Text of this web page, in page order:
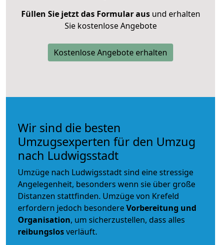
Füllen Sie jetzt das Formular ausund erhalten
Sie kostenlose Angebote
Kostenlose Angebote erhalten
Wir sind die besten
Umzugsexperten für den Umzug
nach Ludwigsstadt
Umzüge nach Ludwigsstadt sind eine stressige
Angelegenheit, besonders wenn sie über große
Distanzen stattfinden. Umzüge von Krefeld
erfordern jedoch besondereVorbereitung und
Organisation, um sicherzustellen, dass alles
reibungslosverläuft.